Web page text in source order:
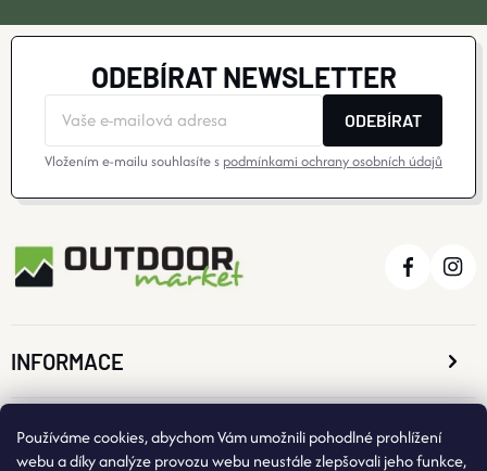
Používáme cookies, abychom Vám umožnili pohodlné prohlížení
webu a díky analýze provozu webu neustále zlepšovali jeho funkce,
ODEBÍRAT NEWSLETTER
ODEBÍRAT
Vložením e-mailu souhlasíte s podmínkami ochrany osobních údajů
INFORMACE
O NÁKUPU